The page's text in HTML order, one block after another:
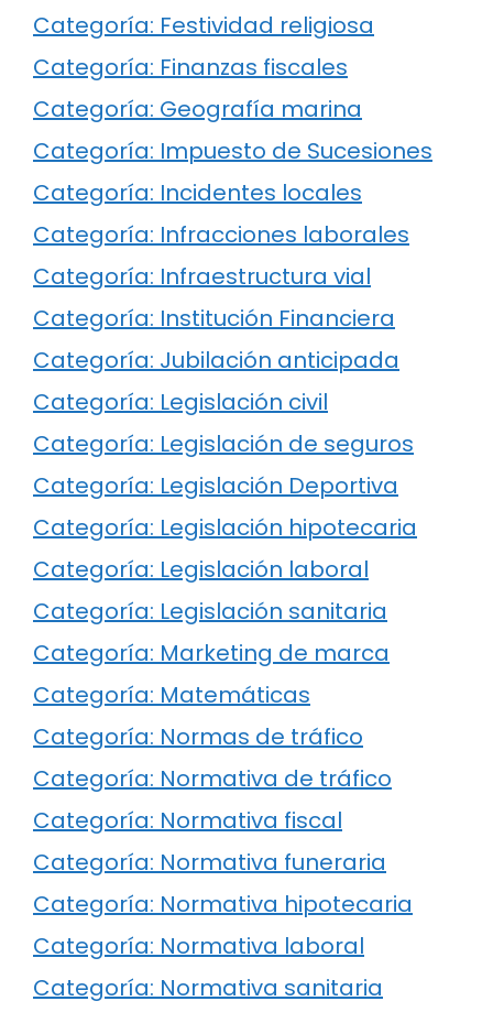
Categoría: Festividad religiosa
Categoría: Finanzas fiscales
Categoría: Geografía marina
Categoría: Impuesto de Sucesiones
Categoría: Incidentes locales
Categoría: Infracciones laborales
Categoría: Infraestructura vial
Categoría: Institución Financiera
Categoría: Jubilación anticipada
Categoría: Legislación civil
Categoría: Legislación de seguros
Categoría: Legislación Deportiva
Categoría: Legislación hipotecaria
Categoría: Legislación laboral
Categoría: Legislación sanitaria
Categoría: Marketing de marca
Categoría: Matemáticas
Categoría: Normas de tráfico
Categoría: Normativa de tráfico
Categoría: Normativa fiscal
Categoría: Normativa funeraria
Categoría: Normativa hipotecaria
Categoría: Normativa laboral
Categoría: Normativa sanitaria